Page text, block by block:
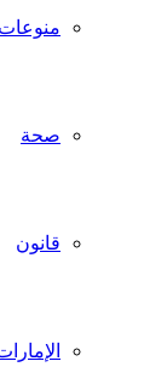
منوعات
صحة
قانون